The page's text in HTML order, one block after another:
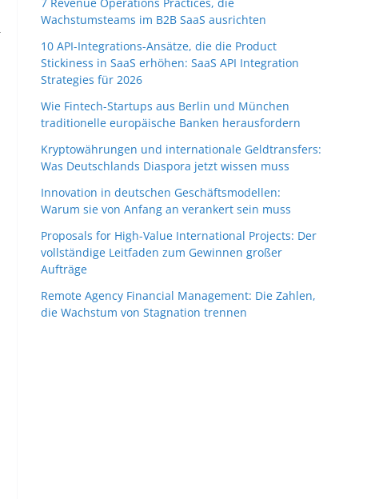
Wachstumsteams im B2B SaaS ausrichten
10 API-Integrations-Ansätze, die die Product
Stickiness in SaaS erhöhen: SaaS API Integration
Strategies für 2026
Wie Fintech-Startups aus Berlin und München
traditionelle europäische Banken herausfordern
Kryptowährungen und internationale Geldtransfers:
Was Deutschlands Diaspora jetzt wissen muss
Innovation in deutschen Geschäftsmodellen:
Warum sie von Anfang an verankert sein muss
Proposals for High-Value International Projects: Der
vollständige Leitfaden zum Gewinnen großer
Aufträge
Remote Agency Financial Management: Die Zahlen,
die Wachstum von Stagnation trennen